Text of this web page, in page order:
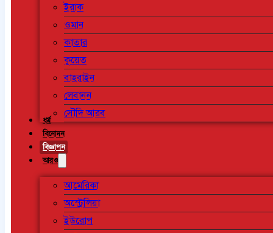
ইরাক
ওমান
কাতার
কুয়েত
বাহরাইন
লেবানন
সৌদি আরব
ধর্ম
বিনোদন
বিজ্ঞাপন
আরও
আমেরিকা
অস্ট্রেলিয়া
ইউরোপ